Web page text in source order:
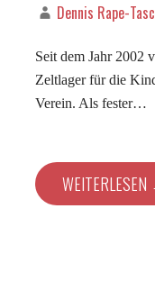
Dennis Rape-
Seit dem Jahr 2002
Zeltlager für die
Verein. Als fester…